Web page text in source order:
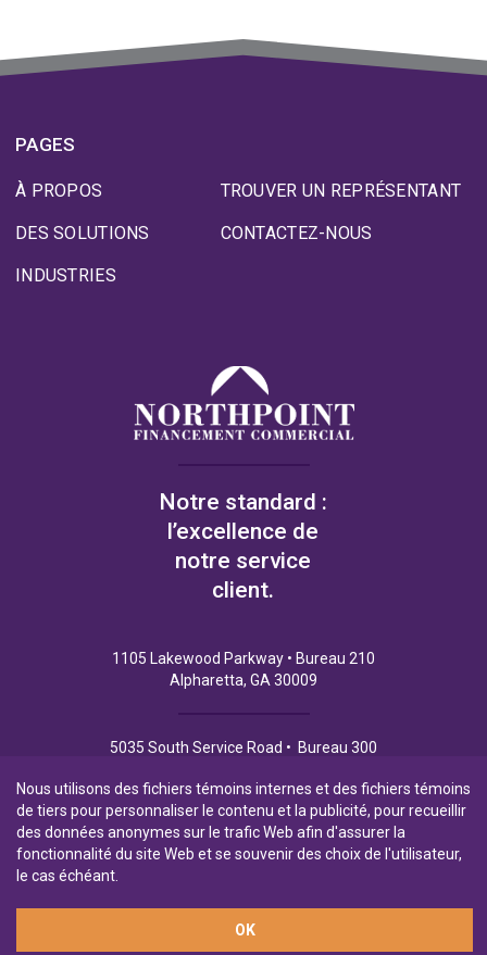
PAGES
À PROPOS
DES SOLUTIONS
INDUSTRIES
TROUVER UN REPRÉSENTANT
CONTACTEZ-NOUS
Notre standard :
l’excellence de
notre service
client.
1105 Lakewood Parkway • Bureau 210
Alpharetta, GA 30009
5035 South Service Road • Bureau 300
Politique de Confidentialité
Filiale en propriété exclusive de la Banque Laurentienne
Nous utilisons des fichiers témoins internes et des fichiers témoins
de tiers pour personnaliser le contenu et la publicité, pour recueillir
des données anonymes sur le trafic Web afin d'assurer la
fonctionnalité du site Web et se souvenir des choix de l'utilisateur,
le cas échéant.
OK